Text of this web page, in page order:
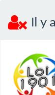
Il y